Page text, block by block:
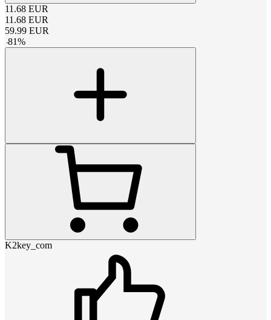
11.68 EUR
11.68 EUR
59.99 EUR
-81%
K2key_com